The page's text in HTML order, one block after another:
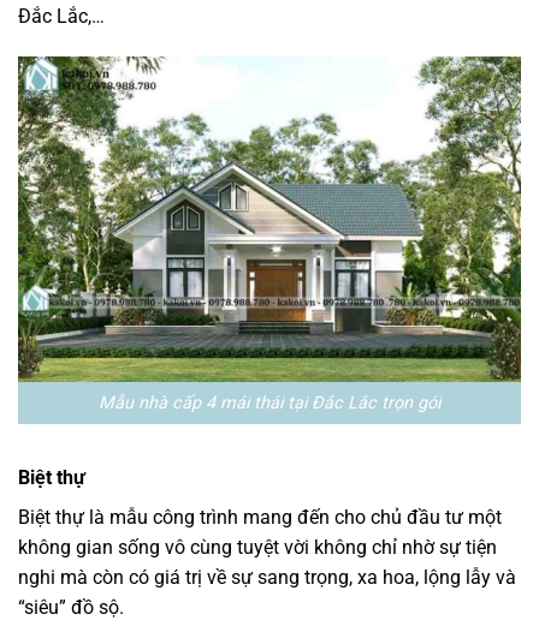
Đắc Lắc,…
Mẫu nhà cấp 4 mái thái tại Đắc Lắc trọn gói
Biệt thự
Biệt thự là mẫu công trình mang đến cho chủ đầu tư một
không gian sống vô cùng tuyệt vời không chỉ nhờ sự tiện
nghi mà còn có giá trị về sự sang trọng, xa hoa, lộng lẫy và
“siêu” đồ sộ.